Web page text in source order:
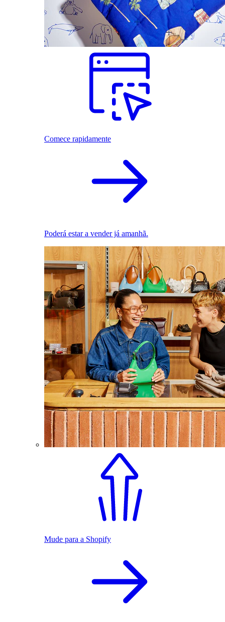
Comece rapidamente
Poderá estar a vender já amanhã.
Mude para a Shopify